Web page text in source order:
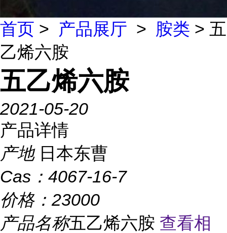
首页 > 产品展厅 > 胺类 > 五
乙烯六胺
五乙烯六胺
2021-05-20
产品详情
产地 日本东曹
Cas： 4067-16-7
价格： 23000
产品名称五乙烯六胺 查看相